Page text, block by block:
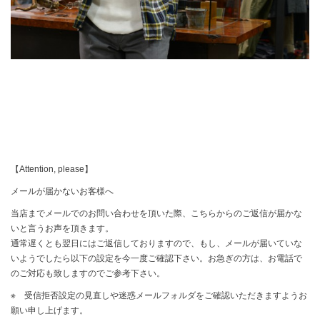
【Attention, please】
メールが届かないお客様へ
当店までメールでのお問い合わせを頂いた際、こちらからのご返信が届かな
いと言うお声を頂きます。
通常遅くとも翌日にはご返信しておりますので、もし、メールが届いていな
いようでしたら以下の設定を今一度ご確認下さい。お急ぎの方は、お電話で
のご対応も致しますのでご参考下さい。
※ 受信拒否設定の見直しや迷惑メールフォルダをご確認いただきますようお
願い申し上げます。